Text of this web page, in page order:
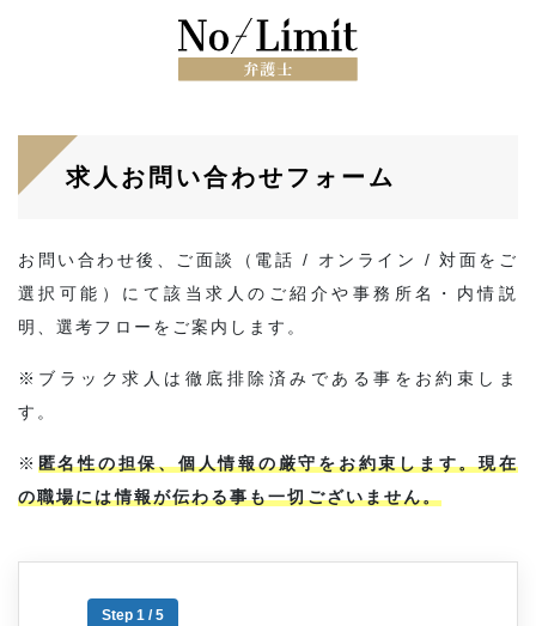
求人お問い合わせフォーム
お問い合わせ後、ご面談（電話 / オンライン / 対面をご
選択可能）にて該当求人のご紹介や事務所名・内情説
明、選考フローをご案内します。
※ブラック求人は徹底排除済みである事をお約束しま
す。
※ 匿名性の担保、個人情報の厳守をお約束します。現在
の職場には情報が伝わる事も一切ございません。
Step 1 / 5